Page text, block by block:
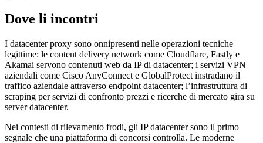
Dove li incontri
I datacenter proxy sono onnipresenti nelle operazioni tecniche
legittime: le content delivery network come Cloudflare, Fastly e
Akamai servono contenuti web da IP di datacenter; i servizi VPN
aziendali come Cisco AnyConnect e GlobalProtect instradano il
traffico aziendale attraverso endpoint datacenter; l’infrastruttura di
scraping per servizi di confronto prezzi e ricerche di mercato gira su
server datacenter.
Nei contesti di rilevamento frodi, gli IP datacenter sono il primo
segnale che una piattaforma di concorsi controlla. Le moderne